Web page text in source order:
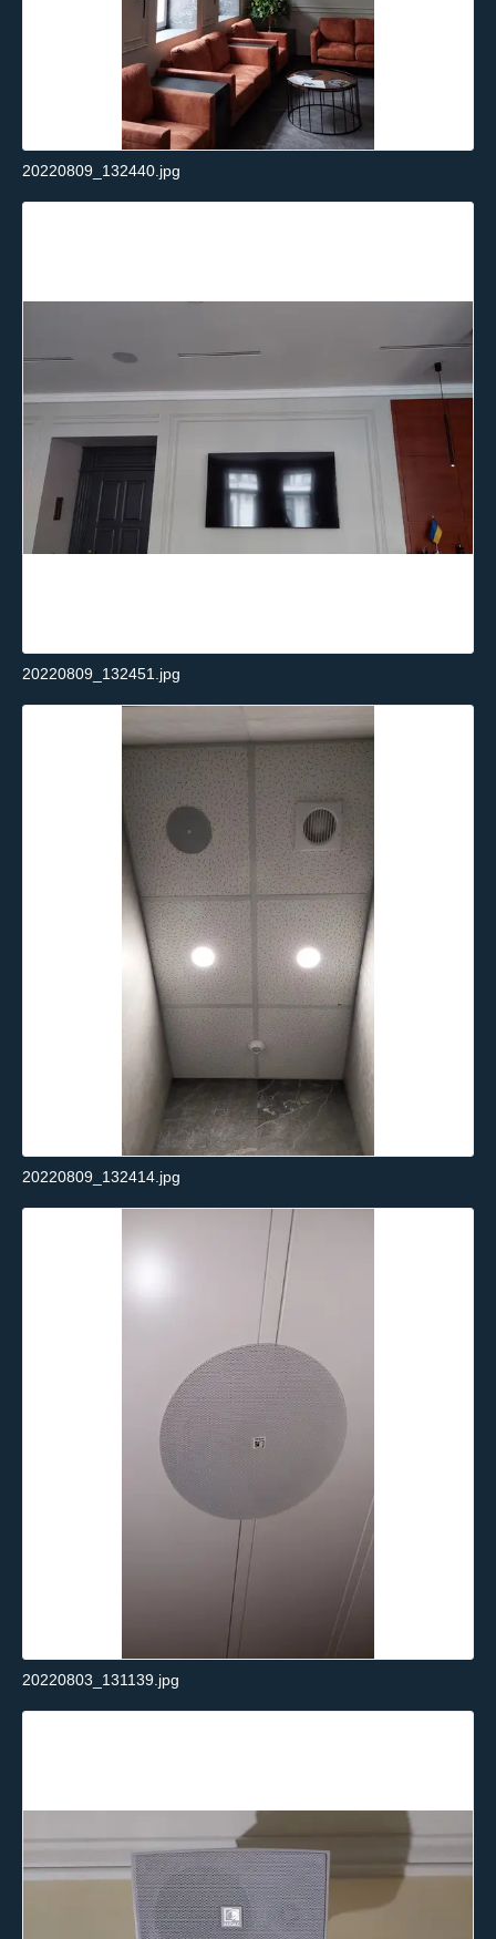
20220809_132440.jpg
20220809_132451.jpg
20220809_132414.jpg
20220803_131139.jpg